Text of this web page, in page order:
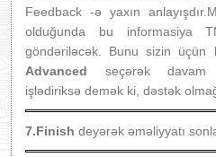
Feedback -ə yaxın
olduğunda bu informasiya
göndəriləcək. Bunu sizin üçün
Advanced seçərək davam
işlədiriksə demək ki, dəstək
7.Finish deyərək əməliyyatı